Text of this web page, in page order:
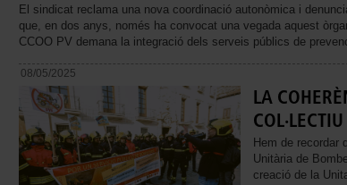
El sindicat reclama una nova coordinació autonòmica i
que, en dos anys, només ha convocat una vegada aquest
CCOO PV demana la integració dels serveis públics de
08/05/2025
LA
Hem de recordar
Unitària de
creació de la